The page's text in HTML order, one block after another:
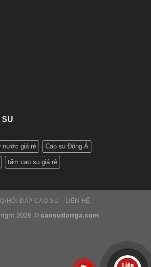
nước giá rẻ Cao su Đông Á
tấm cao su giá rẻ
HỎI ĐÁP CAO SU LIÊN HỆ
2026 © caosudonga.com